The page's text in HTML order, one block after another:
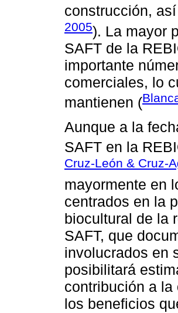
construcción,
2005). La mayor
SAFT de la
importante
comerciales, lo
mantienen (
Aunque a la
SAFT en la
Cruz-León & Cruz-
mayormente en
centrados en la
biocultural de la
SAFT, que
involucrados en
posibilitará
contribución a
los beneficios